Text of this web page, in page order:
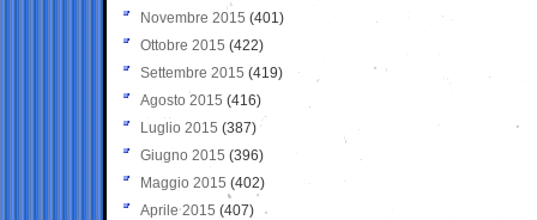
Novembre 2015 (401)
Ottobre 2015 (422)
Settembre 2015 (419)
Agosto 2015 (416)
Luglio 2015 (387)
Giugno 2015 (396)
Maggio 2015 (402)
Aprile 2015 (407)